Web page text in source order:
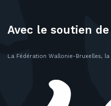
Avec le soutien de
La Fédération Wallonie-Bruxelles,